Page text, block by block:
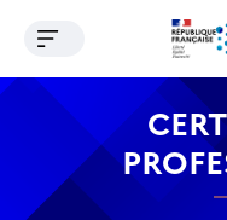
ContenuOuvrir le menu de